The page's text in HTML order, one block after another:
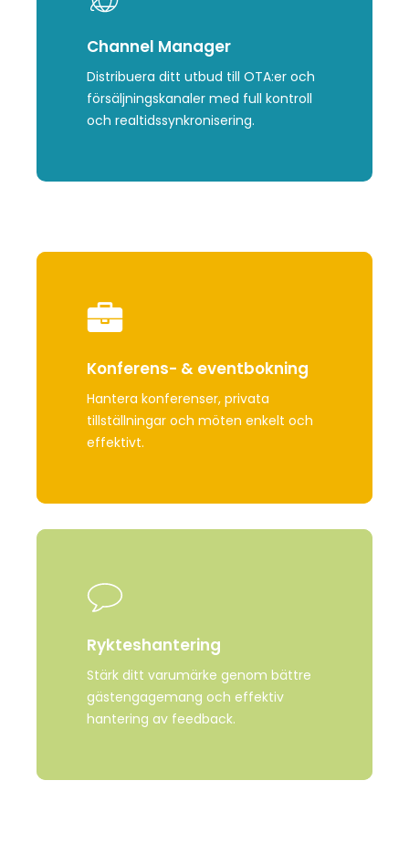
Channel Manager
Distribuera ditt utbud till OTA:er och
försäljningskanaler med full kontroll
och realtidssynkronisering.
Konferens- & eventbokning
Hantera konferenser, privata
tillställningar och möten enkelt och
effektivt.
Learn
Rykteshantering
Stärkditt varumärke genom bättre
gästengagemang och effektiv
hantering av feedback.
Learn